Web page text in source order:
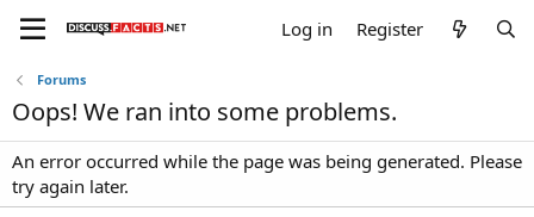
Log in Register
Forums
Oops! We ran into some problems.
An error occurred while the page was being generated. Please
try again later.